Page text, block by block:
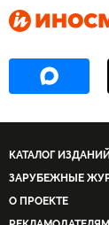
КАТАЛОГ ИЗДАНИЙ
ЗАРУБЕЖНЫЕ
О ПРОЕКТЕ